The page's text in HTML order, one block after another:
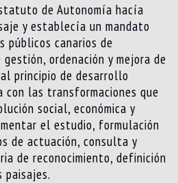
de Autonomía hacía
y establecía un mandato
públicos canarios de
ordenación y mejora de
principio de desarrollo
con las transformaciones que
social, económica y
el estudio, formulación
de actuación, consulta y
de reconocimiento, definición
paisajes.